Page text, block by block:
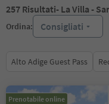
257 Risultati- La Villa -
Ordina: Consigliati
Alto Adige Guest Pass
Prenotabile online